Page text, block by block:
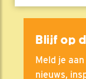
Blijf op
Meld je
nieuws,